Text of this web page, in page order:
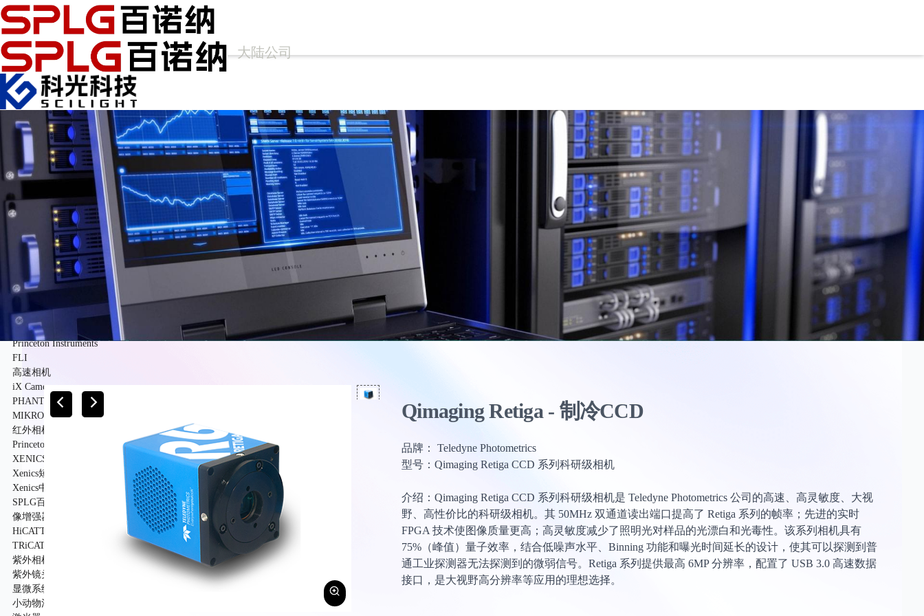
大陆公司
香港公司
产品中心
Arcoptix傅里叶变换红外光谱仪
Ocean Optics光纤光谱仪
Princeton Instruments高性能光谱仪
APE光谱仪
科学成像
FLIM相机
高灵敏相机
ANDOR
PCO
PhotoMetrics
Princeton Instruments
FLI
高速相机
iX Cameras
PHANTOM
MIKROTRON
红外相机
Princeton Instruments
XENICS
Xenics短波红外相机系列产品
Xenics中波红外相机系列产品
SPLG百诺纳
像增强器
HiCATT 高速像增强相机模块
TRiCATT 时间分辨像增强模块
紫外相机
紫外镜头
显微系统
小动物活体系统
Qimaging Retiga - 制冷CCD
品牌： Teledyne Photometrics
型号：Qimaging Retiga CCD 系列科研级相机
介绍：Qimaging Retiga CCD 系列科研级相机是 Teledyne Photometrics 公司的高速、高灵敏度、大视
野、高性价比的科研级相机。其 50MHz 双通道读出端口提高了 Retiga 系列的帧率；先进的实时
FPGA 技术使图像质量更高；高灵敏度减少了照明光对样品的光漂白和光毒性。该系列相机具有
75%（峰值）量子效率，结合低噪声水平、Binning 功能和曝光时间延长的设计，使其可以探测到普
通工业探测器无法探测到的微弱信号。Retiga 系列提供最高 6MP 分辨率，配置了 USB 3.0 高速数据
接口，是大视野高分辨率等应用的理想选择。